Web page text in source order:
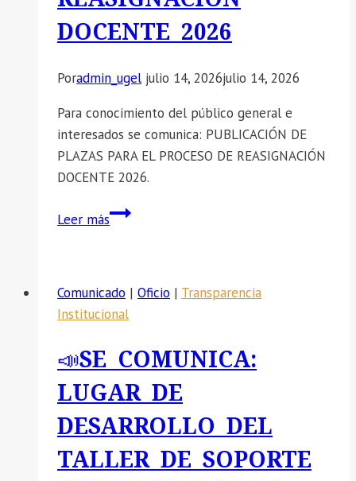
HUANCA
DOCENTE 2026
Poradmin_ugel julio 14, 2026julio 14, 2026
Para conocimiento del público general e
interesados se comunica: PUBLICACIÓN DE
PLAZAS PARA EL PROCESO DE REASIGNACIÓN
DOCENTE 2026.
Leer más📣
DE
PLAZAS
EL
PROCESO
DE
REASIGNACIÓN
DOCENTE
2026
Comunicado | Oficio | Transparencia
Institucional
📣SE COMUNICA:
LUGAR DE
DESARROLLO DEL
TALLER DE SOPORTE